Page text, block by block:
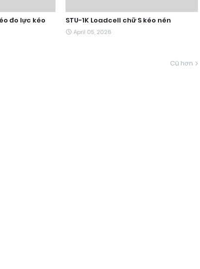
đo lực kéo
STU-1K Loadcell chữ S kéo nén
April 05, 2026
Cũ hơn